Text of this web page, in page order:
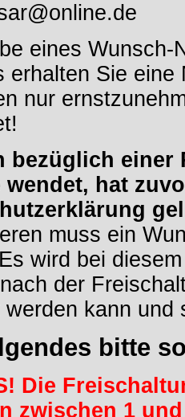
eines
erhalten Sie
nur
bezüglich einer
wendet, hat
muss ein
wird bei
der
werden kann und
bitte
Die
zwischen 1